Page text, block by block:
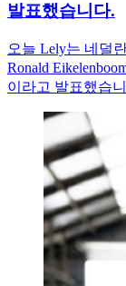
발표했습니다.
오늘 Lely는 네덜
Ronald
이라고 발표했습